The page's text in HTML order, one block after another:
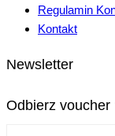
Regulamin
Kontakt
Newsletter
Odbierz voucher